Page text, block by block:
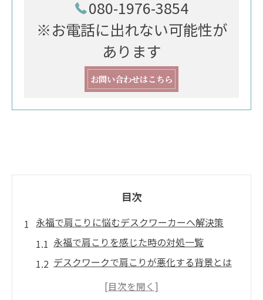
080-1976-3854
※お電話に出れない可能性が
あります
お問い合わせはこちら
目次
永福で肩こりに悩むデスクワーカーへ解決策
永福で肩こりを感じた時の対処一覧
デスクワークで肩こりが悪化する背景とは
肩こりがつらい方におすすめのセルフチェ